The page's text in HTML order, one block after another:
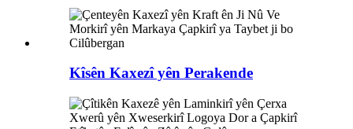
Kîsên Kaxezî yên Perakende